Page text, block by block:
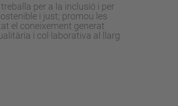
per a la inclusió i per
i just; promou les
el coneixement generat
i col·laborativa al llarg